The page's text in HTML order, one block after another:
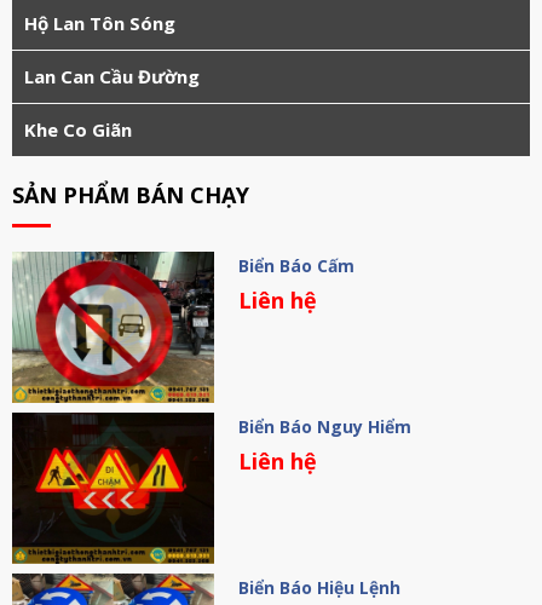
Hộ Lan Tôn Sóng
Lan Can Cầu Đường
Khe Co Giãn
SẢN PHẨM BÁN CHẠY
Biển Báo Cấm
Liên hệ
Biển Báo Nguy Hiểm
Liên hệ
Biển Báo Hiệu Lệnh